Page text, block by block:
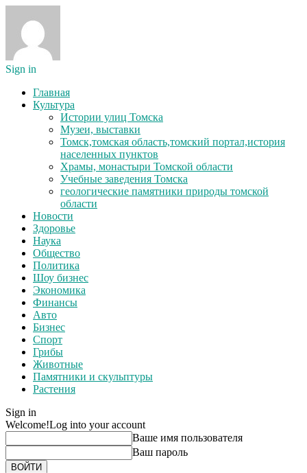
Sign in
Главная
Культура
Истории улиц Томска
Музеи, выставки
Томск,томская область,томский портал,история
населенных пунктов
Храмы, монастыри Томской области
Учебные заведения Томска
геологические памятники природы томской
области
Новости
Здоровье
Наука
Общество
Политика
Шоу бизнес
Экономика
Финансы
Авто
Бизнес
Спорт
Грибы
Животные
Памятники и скульптуры
Растения
Sign in
Welcome!Log into your account
Ваше имя пользователя
Ваш пароль